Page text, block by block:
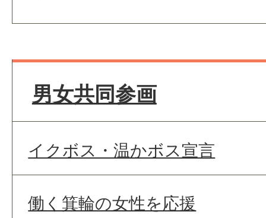
男女共同参画
イクボス・温かボス宣言
働く箕輪の女性を応援